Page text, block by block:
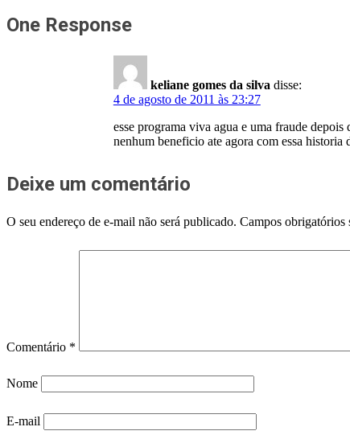
One Response
keliane gomes da silva disse:
4 de agosto de 2011 às 23:27
esse programa viva agua e uma fraude
nenhum beneficio ate agora com essa historia
Deixe um comentário
O seu endereço de e-mail não será publicado. Campos obrigatórios
Comentário *
Nome
E-mail